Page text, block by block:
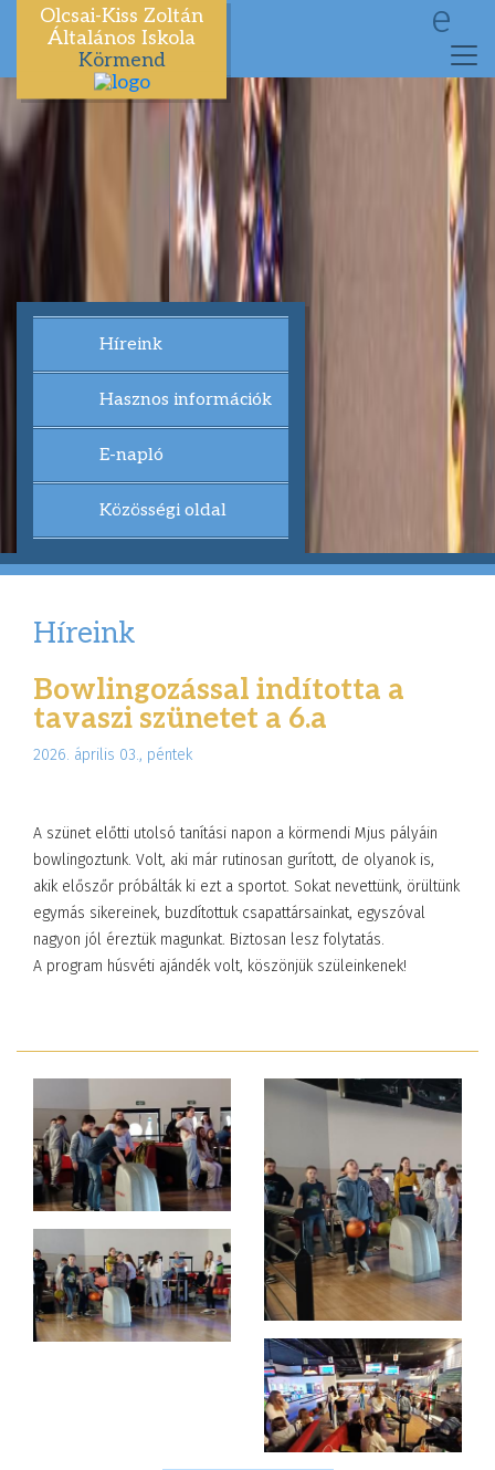
Olcsai-Kiss Zoltán
Általános Iskola
Körmend
e
Híreink
Hasznos információk
E-napló
Közösségi oldal
Híreink
Bowlingozással indította a
tavaszi szünetet a 6.a
2026. április 03., péntek
A szünet előtti utolsó tanítási napon a körmendi Mjus pályáin
bowlingoztunk. Volt, aki már rutinosan gurított, de olyanok is,
akik előszőr próbálták ki ezt a sportot. Sokat nevettünk, örültünk
egymás sikereinek, buzdítottuk csapattársainkat, egyszóval
nagyon jól éreztük magunkat. Biztosan lesz folytatás.
A program húsvéti ajándék volt, köszönjük szüleinkenek!